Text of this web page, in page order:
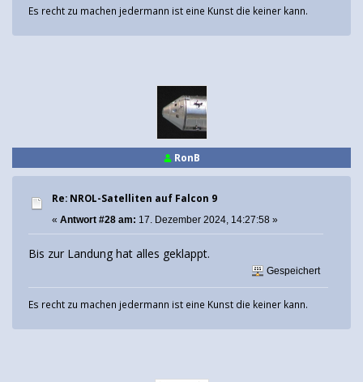
Es recht zu machen jedermann ist eine Kunst die keiner kann.
RonB
Re: NROL-Satelliten auf Falcon 9
« Antwort #28 am: 17. Dezember 2024, 14:27:58 »
Bis zur Landung hat alles geklappt.
Gespeichert
Es recht zu machen jedermann ist eine Kunst die keiner kann.